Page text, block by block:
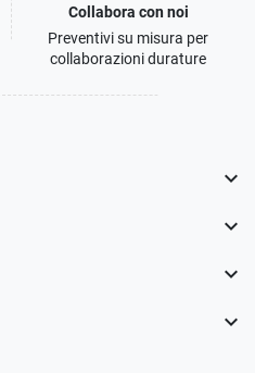
Collabora con noi
Preventivi su misura per
collaborazioni durature



